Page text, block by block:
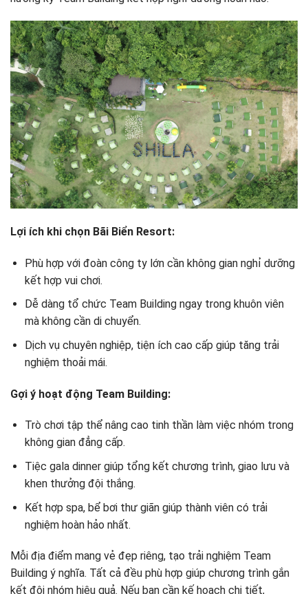
Lợi ích khi chọn Bãi Biển Resort:
Phù hợp với đoàn công ty lớn cần không gian nghỉ dưỡng
kết hợp vui chơi.
Dễ dàng tổ chức Team Building ngay trong khuôn viên
mà không cần di chuyển.
Dịch vụ chuyên nghiệp, tiện ích cao cấp giúp tăng trải
nghiệm thoải mái.
Gợi ý hoạt động Team Building:
Trò chơi tập thể nâng cao tinh thần làm việc nhóm trong
không gian đẳng cấp.
Tiệc gala dinner giúp tổng kết chương trình, giao lưu và
khen thưởng đội thắng.
Kết hợp spa, bể bơi thư giãn giúp thành viên có trải
nghiệm hoàn hảo nhất.
Mỗi địa điểm mang vẻ đẹp riêng, tạo trải nghiệm Team
Building ý nghĩa. Tất cả đều phù hợp giúp chương trình gắn
kết đội nhóm hiệu quả. Nếu bạn cần kế hoạch chi tiết,